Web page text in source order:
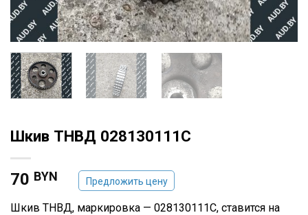
Шкив ТНВД 028130111C
70 BYN Предложить цену
Шкив ТНВД, маркировка — 028130111C, ставится на